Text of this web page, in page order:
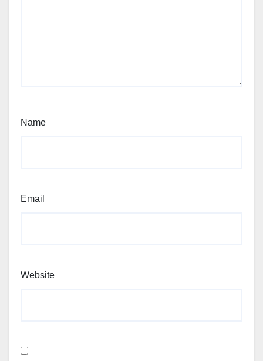
Name
Email
Website